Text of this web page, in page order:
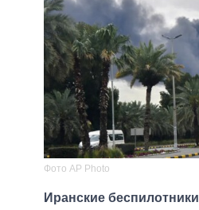
Фото AP Photo
Иранские беспилотники